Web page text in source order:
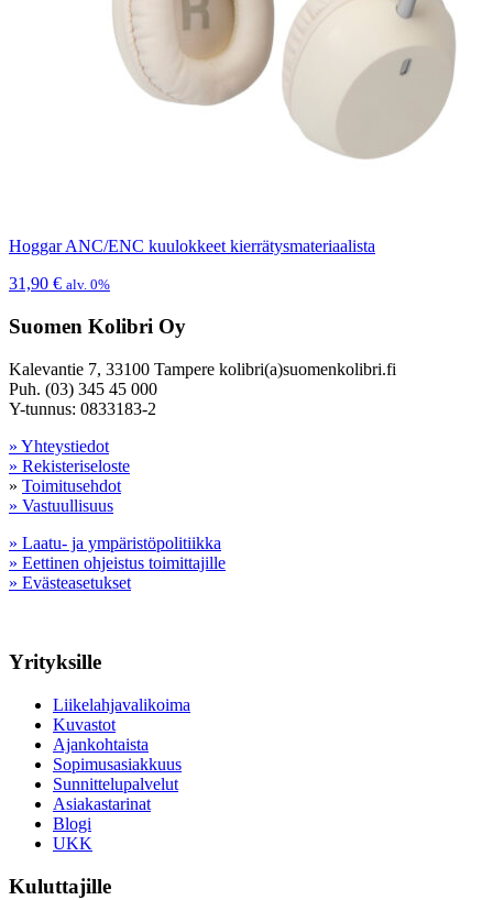
Hoggar ANC/ENC kuulokkeet kierrätysmateriaalista
31,90 € alv. 0%
Suomen Kolibri Oy
Kalevantie 7, 33100 Tampere kolibri(a)suomenkolibri.fi
Puh. (03) 345 45 000
Y-tunnus: 0833183-2
» Yhteystiedot
» Rekisteriseloste
» Toimitusehdot
» Vastuullisuus
» Laatu- ja ympäristöpolitiikka
» Eettinen ohjeistus toimittajille
» Evästeasetukset
Yrityksille
Liikelahjavalikoima
Kuvastot
Ajankohtaista
Sopimusasiakkuus
Sunnittelupalvelut
Asiakastarinat
Blogi
UKK
Kuluttajille